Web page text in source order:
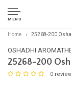
MENU
Home 25268-200
OSHADHI
25268-200
0